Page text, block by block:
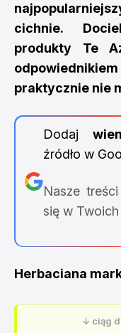
cichnie.
produkty Te
praktycznie nie
Dodaj
źródło w
Nasze
się w
Herbaciana
↓ ciąg